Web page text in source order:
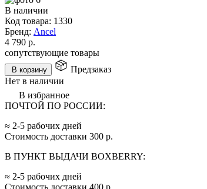
В наличии
Код товара: 1330
Бренд: Ancel
4 790 р.
сопутствующие товары
В корзину
Предзаказ
Нет в наличии
В избранное
ПОЧТОЙ ПО РОССИИ:
≈ 2-5 рабочих дней
Стоимость доставки 300 р.
В ПУНКТ ВЫДАЧИ BOXBERRY:
≈ 2-5 рабочих дней
Стоимость доставки 400 р.